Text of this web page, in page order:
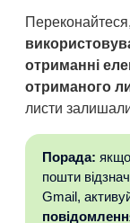
отриманні
отриманого
листи
Порада:
пошти
Gmail,